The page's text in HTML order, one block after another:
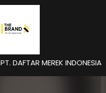
PT. DAFTAR MEREK INDONESIA